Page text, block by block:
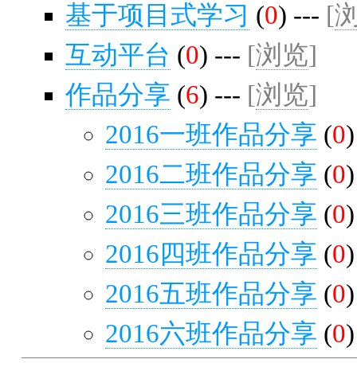
基于项目式学习 (0) --- [
互动平台 (0) --- [浏览]
作品分享 (6) --- [浏览]
2016一班作品分享 (0
2016二班作品分享 (0
2016三班作品分享 (0
2016四班作品分享 (0
2016五班作品分享 (0
2016六班作品分享 (0